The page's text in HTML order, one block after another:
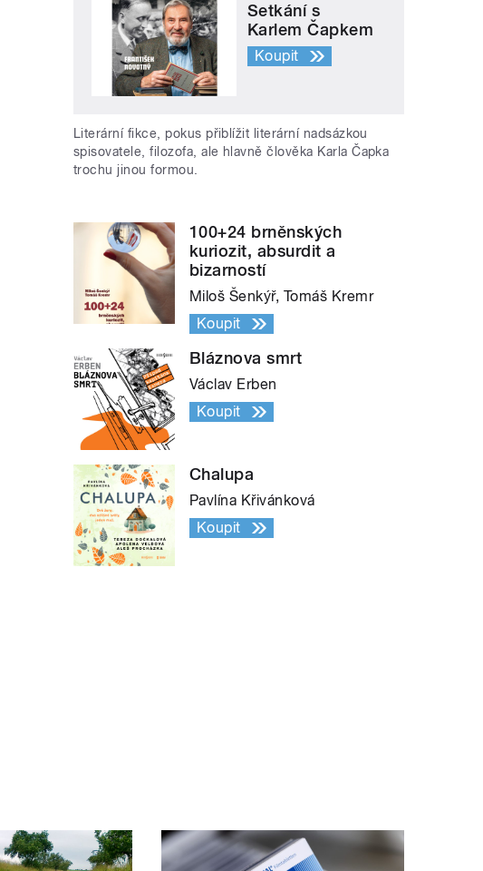
Setkání s
Karlem Čapkem
Koupit
Literární fikce, pokus přiblížit literární nadsázkou
spisovatele, filozofa, ale hlavně člověka Karla Čapka
trochu jinou formou.
100+24 brněnských
kuriozit, absurdit a
bizarností
Miloš Šenkýř, Tomáš Kremr
Koupit
Bláznova smrt
Václav Erben
Koupit
Chalupa
Pavlína Křivánková
Koupit